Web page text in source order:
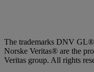
The trademarks DNV
Norske Veritas® are the
Veritas group. All rights